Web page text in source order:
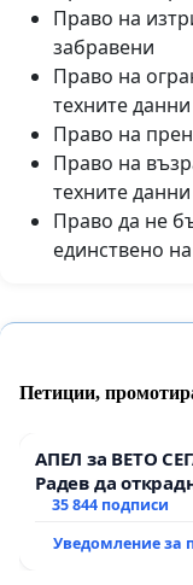
Право на
забравени
Право на
техните данни
Право на
Право на
техните данни
Право да не
единствено
Петиции,
АПЕЛ за ВЕТО
Радев да
тъмното
35 844 подписи
Уведомление за